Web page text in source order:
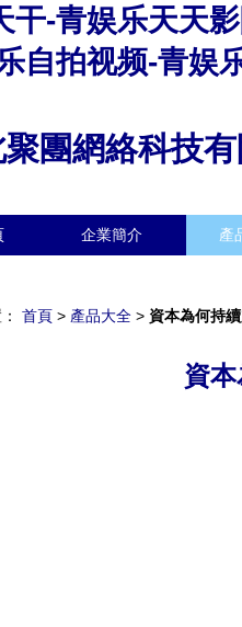
干-青娱乐天天
自拍视频-青娱
團網絡科技有
企業簡介 產
首頁 > 產品大全 > 資本為何持
資